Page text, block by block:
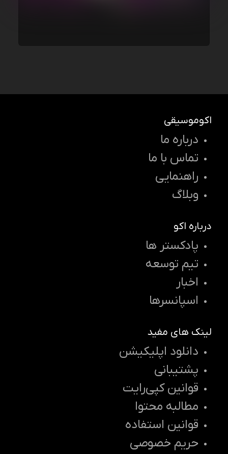
اکوموسیقی
درباره ما
تماس با ما
راهنمایی
وبلاگ
درباره اکو
پادکستر ها
تیم توسعه
اخبار
اسپانسرها
لینک های مفید
دانلود اپلیکیشن
پشتیبانی
قوانین کپی‌رایت
مطالبه محتوا
قوانین استفاده
حریم خصوصی